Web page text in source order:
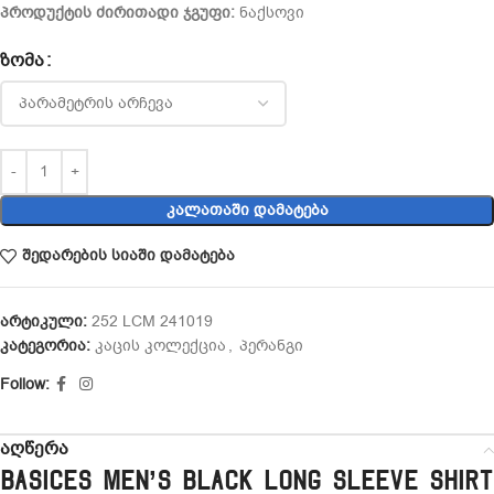
პროდუქტის ძირითადი ჯგუფი: ნაქსოვი
ᲖᲝᲛᲐ
ᲙᲐᲚᲐᲗᲐᲨᲘ ᲓᲐᲛᲐᲢᲔᲑᲐ
შედარების სიაში დამატება
არტიკული: 252 LCM 241019
კატეგორია: კაცის კოლექცია , პერანგი
Follow:
აღწერა
Basices Men’s Black Long Sleeve Shirt